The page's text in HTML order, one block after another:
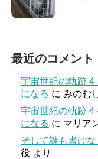
最近のコメント
宇宙世紀の軌跡 4
になる に みのむ
宇宙世紀の軌跡 4
になる に マリア
そして誰も書けな
役 より